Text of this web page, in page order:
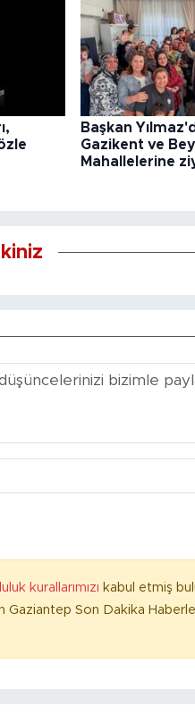
Başkan
Gazikent ve
Mahallelerine
kurallarımızı kabul etmiş
Gaziantep Son Dakika